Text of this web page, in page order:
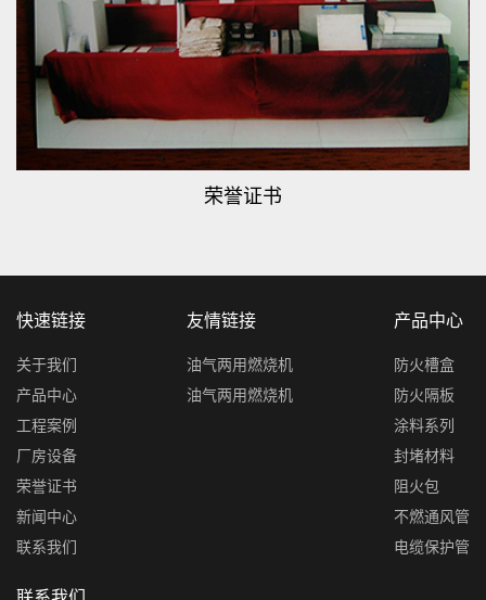
荣誉证书
快速链接
关于我们
产品中心
工程案例
厂房设备
荣誉证书
新闻中心
联系我们
友情链接
油气两用燃烧机
油气两用燃烧机
产品中心
防火槽盒
防火隔板
涂料系列
封堵材料
阻火包
不燃通风管
电缆保护管